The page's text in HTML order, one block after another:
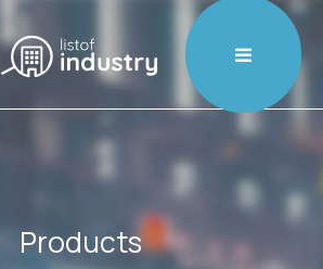

Products